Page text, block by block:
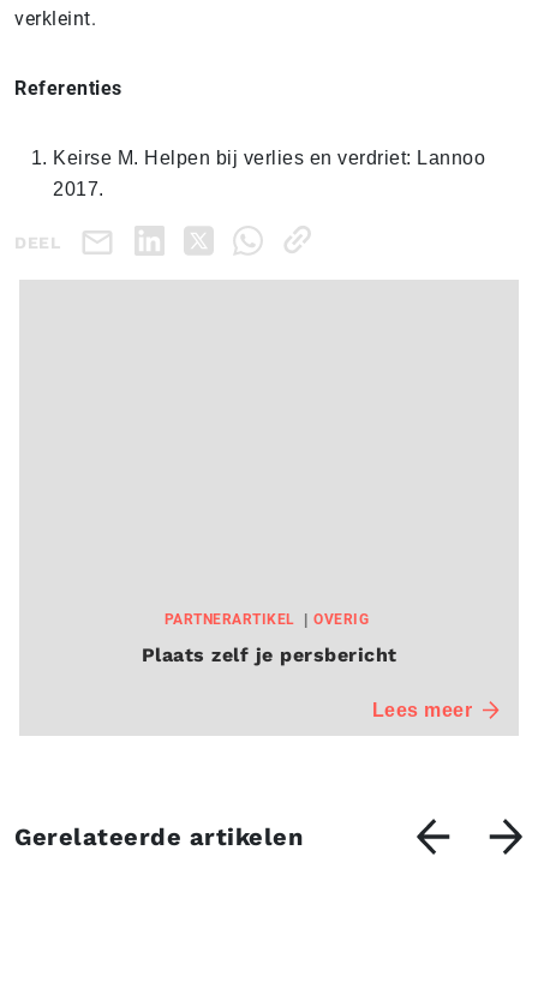
verkleint.
Referenties
Keirse M. Helpen bij verlies en verdriet: Lannoo
2017.
DEEL
PARTNERARTIKEL OVERIG
Plaats zelf je persbericht
Lees meer
Gerelateerde artikelen